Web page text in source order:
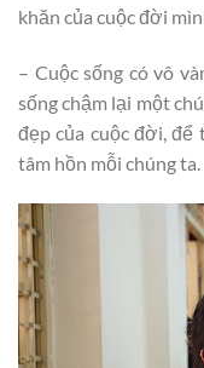
khăn của cuộc đời
– Cuộc sống có vô
sống chậm lại một
đẹp của cuộc đời,
tâm hồn mỗi chúng ta.